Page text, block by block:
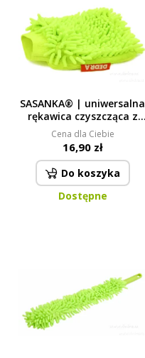
SASANKA® | uniwersalna
rękawica czyszcząca z
szorstką i miękką stroną |
23 × 20 cm
Cena dla Ciebie
16,90 zł
Do koszyka
Dostępne